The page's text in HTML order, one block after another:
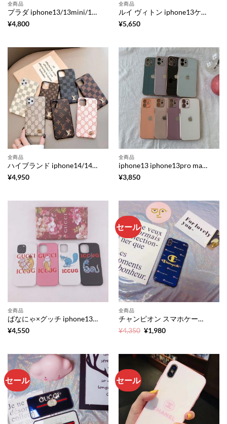
全商品
プラダ iphone13/13mini/13pro maxケース 編み込み prada iphone12/12プロケース メッシュレザー 高級感 スマホケース11pro 滑り 止め アイフォンse2/10r/xsカバー おしゃれ 韓国
¥4,800
全商品
ルイ ヴィトン iphone13ケース 安い iphone13pro/13pro max ショルダーケース カード収納 ヴィトン風 iphone12/12pro スマホケース 大人っぽい iphone11/x/xs マックス ケース 便利 お揃い
¥5,650
全商品
ハイブランド iphone14/14pro/13pro マックスケース メンズ ヴィトン風 iphone12/12プロ スマホケース カード収納 gucci 携帯ケース iphone11 アイフォンxs/xr カバー おそろい
¥4,950
全商品
iphone13 iphone13pro max 携帯ケース メッキ加工 iphone12/11プロカバー カメラ保護 おしゃれ アイフォンケースxr/7/8 ペア 韓国
¥3,850
全商品
ばなにゃ×グッチ iphone13pro/12ケース フレイヤ・ハルタス iphone12pro maxケース おもしろ gucci アイフォン11pro max/xr/xs カバー キャラ 可愛い
¥4,550
セール
全商品
チャンピオン スマホケース カップル iphonex/xs ガラスケース お洒落 champion アイフォン7/8カバー
¥4,350 元
は
¥4,350
で
た。
¥1,980現
格
は
¥1,980
で
セール セール